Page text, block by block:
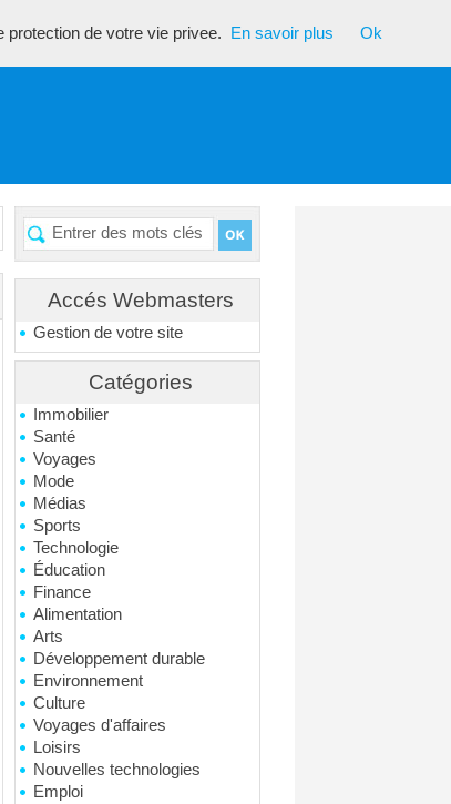
Accés Webmasters
Gestion de votre site
Catégories
Immobilier
Santé
Voyages
Mode
Médias
Sports
Technologie
Éducation
Finance
Alimentation
Arts
Développement durable
Environnement
Culture
Voyages d'affaires
Loisirs
Nouvelles technologies
Emploi
protection de votre vie privee. En savoir plus Ok